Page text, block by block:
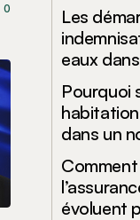
0
Les
eaux
Pourquoi
dans un
Comment
évoluent